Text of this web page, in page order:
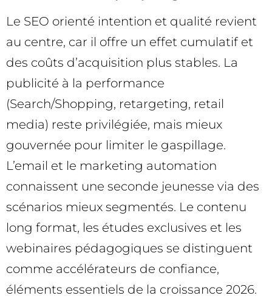
Le SEO orienté intention et qualité revient
au centre, car il offre un effet cumulatif et
des coûts d’acquisition plus stables. La
publicité à la performance
(Search/Shopping, retargeting, retail
media) reste privilégiée, mais mieux
gouvernée pour limiter le gaspillage.
L’email et le marketing automation
connaissent une seconde jeunesse via des
scénarios mieux segmentés. Le contenu
long format, les études exclusives et les
webinaires pédagogiques se distinguent
comme accélérateurs de confiance,
éléments essentiels de la croissance 2026.